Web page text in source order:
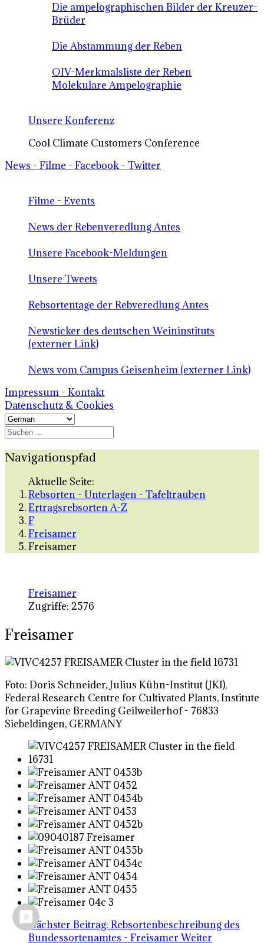
Die ampelographischen Bilder der Kreuzer-
Brüder
Die Abstammung der Reben
OIV-Merkmalsliste der Reben
Molekulare Ampelographie
Unsere Konferenz
Cool Climate Customers Conference
News - Filme - Facebook - Twitter
Filme - Events
News der Rebenveredlung Antes
Unsere Facebook-Meldungen
Unsere Tweets
Rebsortentage der Rebveredlung Antes
Newsticker des deutschen Weininstituts
(externer Link)
News vom Campus Geisenheim (externer Link)
Impressum - Kontakt
Datenschutz & Cookies
Navigationspfad
Aktuelle Seite:
Rebsorten - Unterlagen - Tafeltrauben
Ertragsrebsorten A-Z
F
Freisamer
Freisamer
Freisamer
Zugriffe: 2576
Freisamer
Foto: Doris Schneider, Julius Kühn-Institut (JKI),
Federal Research Centre for Cultivated Plants, Institute
for Grapevine Breeding Geilweilerhof - 76833
Siebeldingen, GERMANY
Nächster Beitrag: Rebsortenbeschreibung des
Bundessortenamtes - FreisamerWeiter